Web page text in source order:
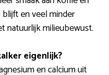
en veel minder
natuurlijk milieubewust.
eigenlijk?
en calcium uit